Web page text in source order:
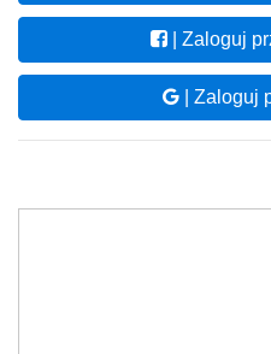
| Zaloguj
| Zaloguj